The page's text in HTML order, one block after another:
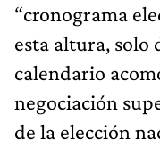
“cronograma
esta altura, solo
calendario
negociación
de la elección